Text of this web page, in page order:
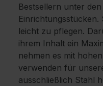
Bestsellern unter
Einrichtungsstücken.
leicht zu pflegen.
ihrem Inhalt ein
nehmen es mit
verwenden für
ausschließlich Stahl